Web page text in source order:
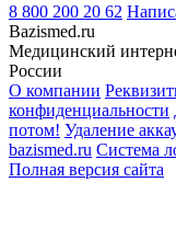
8 800 200 20 62
Bazismed.ru
Медицинский
России
О компании
конфиденциальности
потом! Удаление
bazismed.ru Система
Полная версия сайта